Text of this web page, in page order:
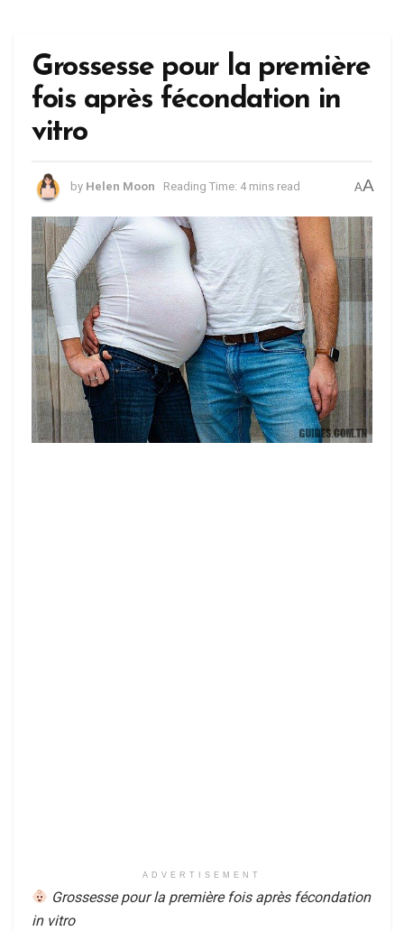
Grossesse pour la première
fois après fécondation in
vitro
by Helen Moon Reading Time: 4 mins read AA
ADVERTISEMENT
Grossesse pour la première fois après fécondation
in vitro